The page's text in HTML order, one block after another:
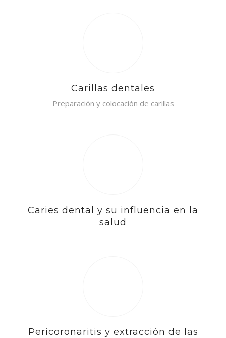
Carillas dentales
Preparación y colocación de carillas
Caries dental y su influencia en la
salud
Pericoronaritis y extracción de las